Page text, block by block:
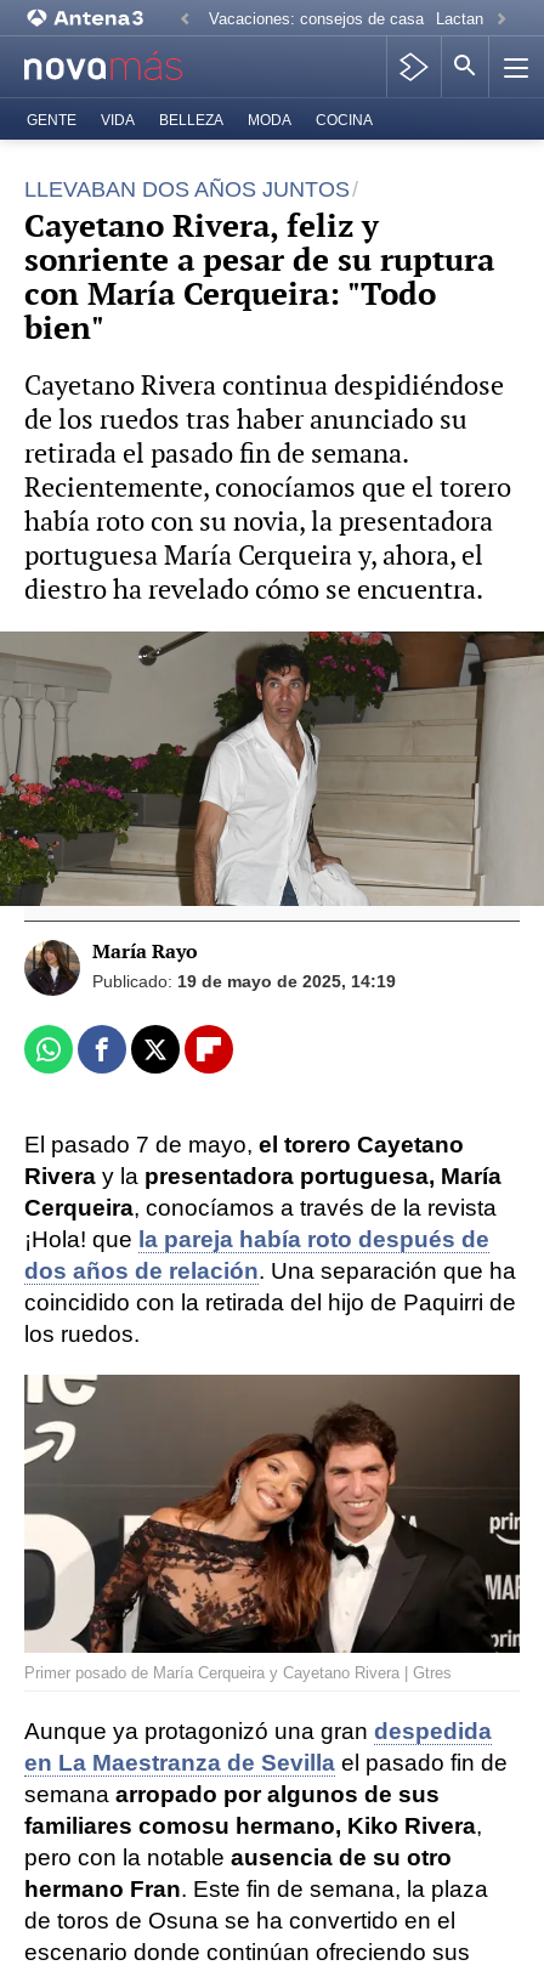
Vacaciones: consejos de casa Lactancia
GENTE VIDA BELLEZA MODA COCINA
LLEVABAN DOS AÑOS JUNTOS
Cayetano Rivera, feliz y
sonriente a pesar de su ruptura
con María Cerqueira: "Todo
bien"
Cayetano Rivera continua despidiéndose
de los ruedos tras haber anunciado su
retirada el pasado fin de semana.
Recientemente, conocíamos que el torero
había roto con su novia, la presentadora
portuguesa María Cerqueira y, ahora, el
diestro ha revelado cómo se encuentra.
Vídeo: Europa Press Foto: Gtres
María José Suárez explica sus fotos con
Cayetano Rivera y aclara qué tipo de
relación tienen
María Rayo
Publicado: 19 de mayo de 2025, 14:19
WhatsappFacebook
X Flipboard
El pasado 7 de mayo, el torero Cayetano
Rivera y la presentadora portuguesa, María
Cerqueira, conocíamos a través de la revista
¡Hola! que la pareja había roto después de
dos años de relación. Una separación que ha
coincidido con la retirada del hijo de Paquirri de
los ruedos.
Primer posado de María Cerqueira y Cayetano Rivera | Gtres
Aunque ya protagonizó una gran despedida
en La Maestranza de Sevilla el pasado fin de
semana arropado por algunos de sus
familiares comosu hermano, Kiko Rivera,
pero con la notable ausencia de su otro
hermano Fran. Este fin de semana, la plaza
de toros de Osuna se ha convertido en el
escenario donde continúan ofreciendo sus